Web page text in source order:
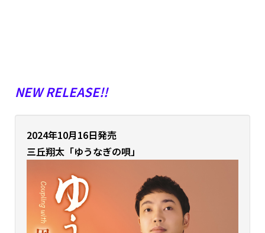
NEW RELEASE!!
2024年10月16日発売
三丘翔太「ゆうなぎの唄」